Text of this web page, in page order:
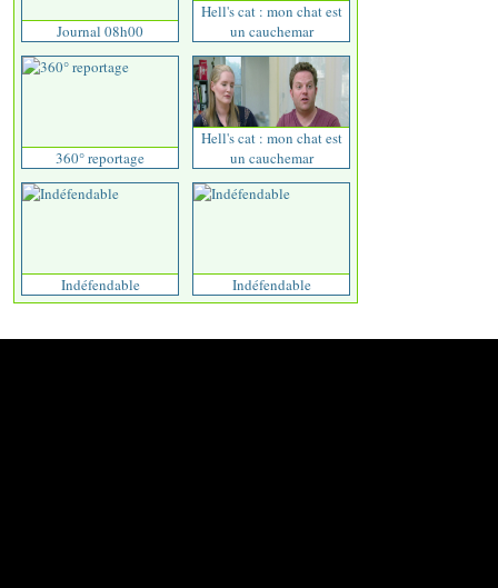
Journal 08h00
Hell's cat : mon chat est
un cauchemar
360° reportage
Hell's cat : mon chat est
un cauchemar
Indéfendable Indéfendable